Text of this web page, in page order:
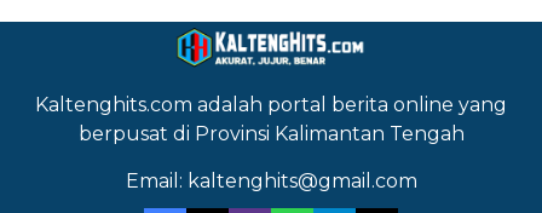
Kaltenghits.com adalah portal berita online yang
berpusat di Provinsi Kalimantan Tengah
Email: kaltenghits@gmail.com